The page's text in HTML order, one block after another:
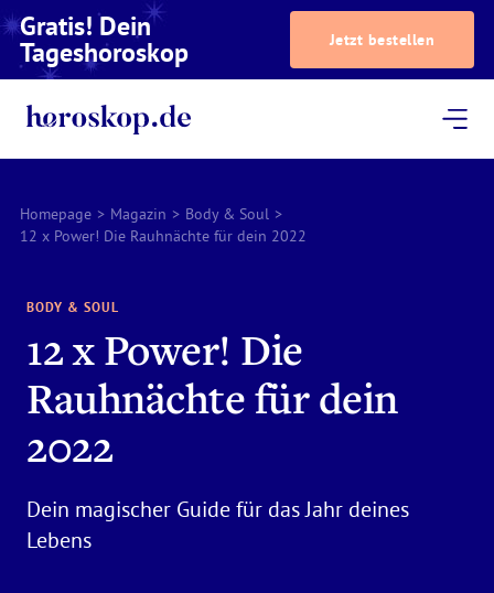
Gratis! Dein
Tageshoroskop Jetzt bestellen
Homepage > Magazin > Body & Soul >
12 x Power! Die Rauhnächte für dein 2022
BODY & SOUL
12 x Power! Die
Rauhnächte für dein
2022
Dein magischer Guide für das Jahr deines
Lebens